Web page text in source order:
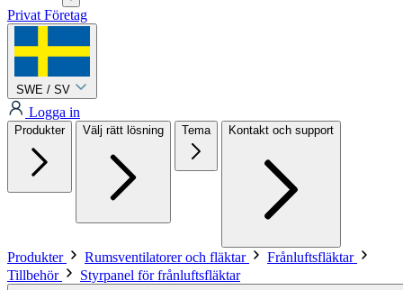
Privat Företag
SWE / SV
Logga in
Produkter Välj rätt lösning Tema Kontakt och support
Produkter Rumsventilatorer och fläktar
Frånluftsfläktar
Tillbehör
Styrpanel för frånluftsfläktar